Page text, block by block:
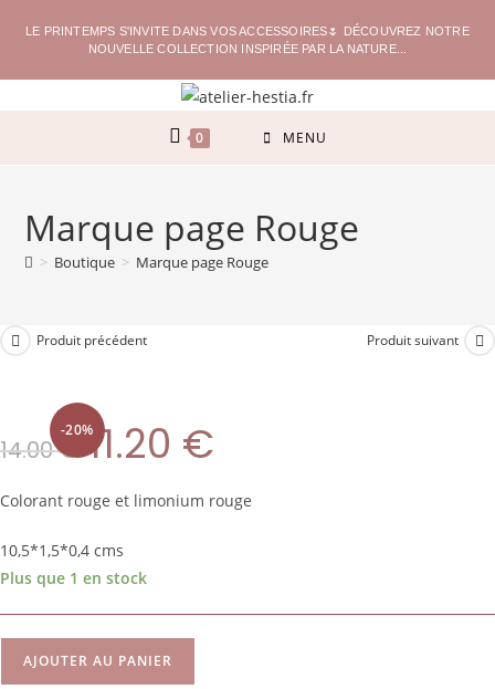
LE PRINTEMPS S'INVITE DANS VOS ACCESSOIRES🌷 DÉCOUVREZ NOTRE
NOUVELLE COLLECTION INSPIRÉE PAR LA NATURE...
0 MENU
Marque page Rouge
> Boutique > Marque page Rouge
-20%
Produit précédent Produit suivant
14.00€ 11.20 €
Colorant rouge et limonium rouge
10,5*1,5*0,4 cms
Plus que 1 en stock
AJOUTER AU PANIER